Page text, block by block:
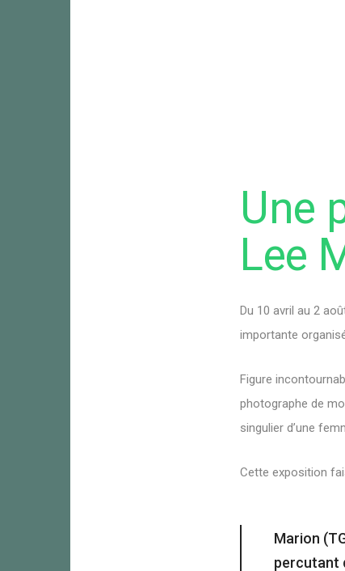
Une
Lee
Du 10 avril au 2
importante
Figure
photographe de
singulier d’une
Cette exposition
Marion
percutant